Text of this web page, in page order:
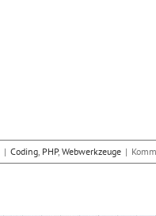
| Coding, PHP, Webwerkzeuge |